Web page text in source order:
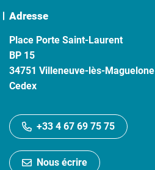
Adresse
Place Porte Saint-Laurent
BP 15
34751 Villeneuve-lès-Maguelone
Cedex
+33 4 67 69 75 75
Nous écrire